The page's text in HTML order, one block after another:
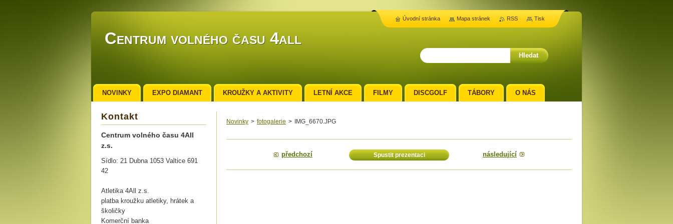
Centrum volného času 4all
Novinky > fotogalerie > IMG_6670.JPG
předchozí Spustit prezentaci následující
Kontakt
Centrum volného času 4All
z.s.
Sídlo: 21 Dubna 1053 Valtice 691
42
Atletika 4All z.s.
platba kroužku atletiky, hrátek a
školičky
Komerční banka
NOVINKY EXPO DIAMANT KROUŽKY A AKTIVITY LETNÍ AKCE FILMY DISCGOLF TÁBORY O NÁS
Úvodní stránka Mapa stránek RSS Tisk